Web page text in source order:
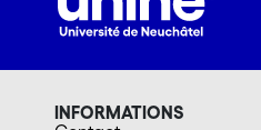
INFORMATIONS